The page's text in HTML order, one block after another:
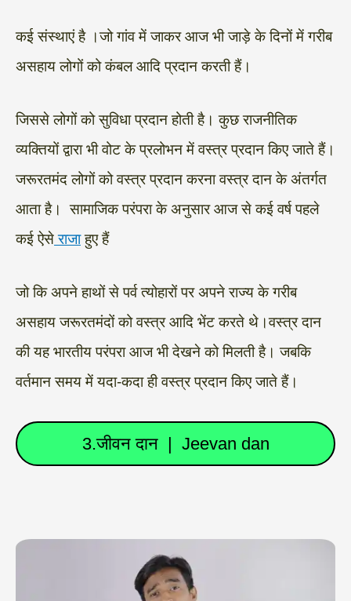
कई संस्थाएं है ।जो गांव में जाकर आज भी जाड़े के दिनों में गरीब
असहाय लोगों को कंबल आदि प्रदान करती हैं।
जिससे लोगों को सुविधा प्रदान होती है। कुछ राजनीतिक
व्यक्तियों द्वारा भी वोट के प्रलोभन में वस्त्र प्रदान किए जाते हैं।
जरूरतमंद लोगों को वस्त्र प्रदान करना वस्त्र दान के अंतर्गत
आता है। सामाजिक परंपरा के अनुसार आज से कई वर्ष पहले
कई ऐसेराजाहुए हैं
जो कि अपने हाथों से पर्व त्योहारों पर अपने राज्य के गरीब
असहाय जरूरतमंदों को वस्त्र आदि भेंट करते थे।वस्त्र दान
की यह भारतीय परंपरा आज भी देखने को मिलती है। जबकि
वर्तमान समय में यदा-कदा ही वस्त्र प्रदान किए जाते हैं।
3.जीवन दान | Jeevan dan